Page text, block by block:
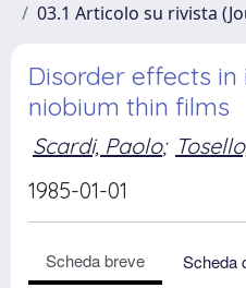
03.1 Articolo su rivista
Disorder effects
niobium thin films
Scardi, Paolo;
1985-01-01
Scheda breve
Scheda